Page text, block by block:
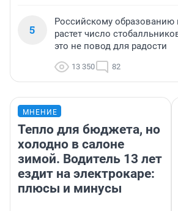
5
Российскому образованию
растет число
это не повод для радости
13 350 82
МНЕНИЕ
Тепло для бюджета, но
холодно в салоне
зимой. Водитель 13 лет
ездит на электрокаре:
плюсы и минусы